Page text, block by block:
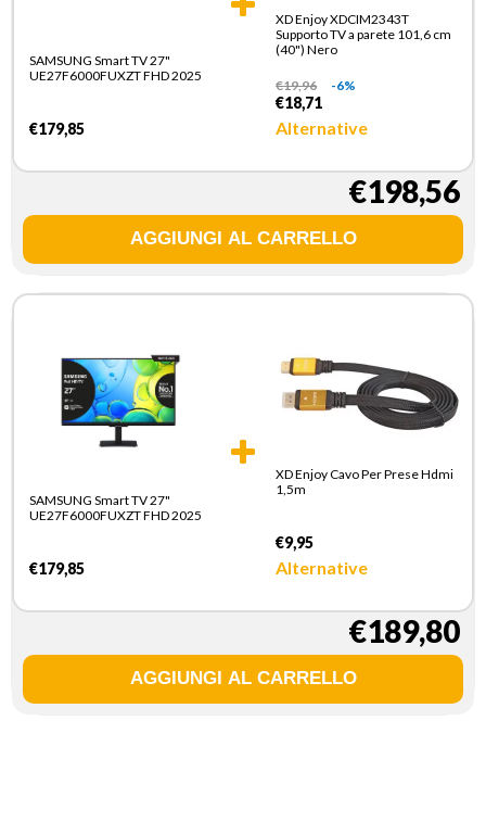
SAMSUNG Smart TV 27"
UE27F6000FUXZT FHD 2025
€179,85
XD Enjoy XDCIM2343T
Supporto TV a parete 101,6 cm
(40") Nero
€19,96 -6%
€18,71
Alternative
€198,56
SAMSUNG Smart TV 27"
UE27F6000FUXZT FHD 2025
€179,85
XD Enjoy Cavo Per Prese Hdmi
1,5m
€9,95
Alternative
€189,80